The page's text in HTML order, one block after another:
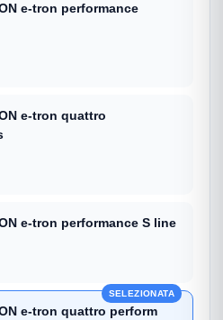
e-tron performance
e-tron quattro
e-tron performance S line
e-tron quattro perform
SELEZIONATA